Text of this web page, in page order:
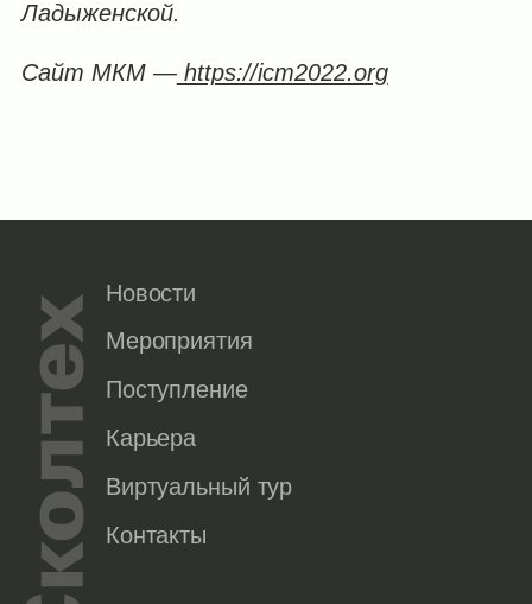
Ладыженской.
Сайт МКМ —https://icm2022.org
Новости
Мероприятия
Поступление
Карьера
Виртуальный тур
Контакты